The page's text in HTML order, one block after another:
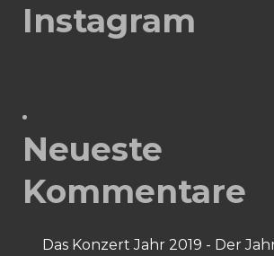
Instagram
Neueste
Kommentare
Das Konzert Jahr 2019 - Der